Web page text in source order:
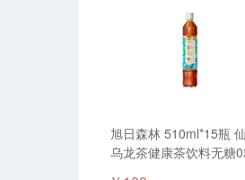
旭日森林 510ml*15瓶 仙草
乌龙茶健康茶饮料无糖